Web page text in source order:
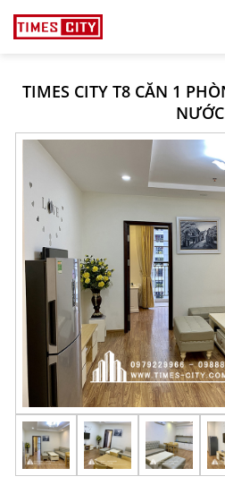
1 P/NGỦ
2 P/NGỦ
3–5 P/NGỦ
TIMES CITY
PARK HILL
PARK PREMIUM
TIN TỨC
VIDEO
LIÊN HỆ TIMES CITY
TIMES CITY T8 CĂN 1
NƯỚC